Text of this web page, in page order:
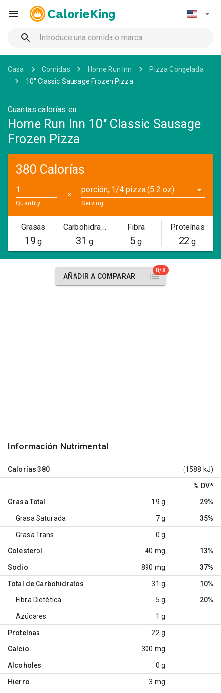
CalorieKing
Casa Comidas Home Run Inn
Pizza Congelada
10" Classic Sausage Frozen Pizza
Cuantas calorías en
Home Run Inn 10" Classic Sausage
Frozen Pizza
380 Calorías
Quantity
✕
porción, 1/4 pizza (5.2 oz)
Serving
Grasas
19 g
Carbohidratos
31 g
Fibra
5 g
Proteínas
22 g
AÑADIR A COMPARAR
0/8
Información Nutrimental
Calorías 380 (1588 kJ)
% DV*
Grasa Total 19 g 29%
Grasa Saturada 7 g 35%
Grasa Trans 0 g
Colesterol 40 mg 13%
Sodio 890 mg 37%
Total de Carbohidratos 31 g 10%
Fibra Dietética 5 g 20%
Azúcares 1 g
Proteínas 22 g
Calcio 300 mg
Alcoholes 0 g
Hierro 3 mg